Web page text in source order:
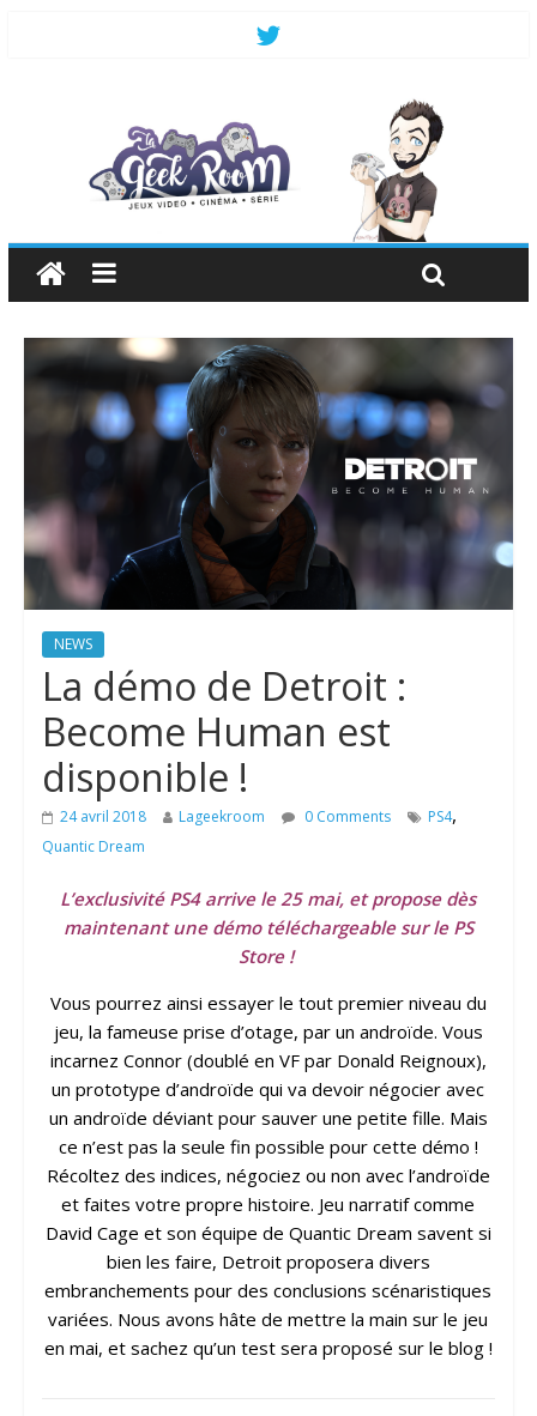
NEWS
La démo de Detroit :
Become Human est
disponible !
24 avril 2018 Lageekroom 0 Comments PS4,
Quantic Dream
L’exclusivité PS4 arrive le 25 mai, et propose dès
maintenant une démo téléchargeable sur le PS
Store !
Vous pourrez ainsi essayer le tout premier niveau du
jeu, la fameuse prise d’otage, par un androïde. Vous
incarnez Connor (doublé en VF par Donald Reignoux),
un prototype d’androïde qui va devoir négocier avec
un androïde déviant pour sauver une petite fille. Mais
ce n’est pas la seule fin possible pour cette démo !
Récoltez des indices, négociez ou non avec l’androïde
et faites votre propre histoire. Jeu narratif comme
David Cage et son équipe de Quantic Dream savent si
bien les faire, Detroit proposera divers
embranchements pour des conclusions scénaristiques
variées. Nous avons hâte de mettre la main sur le jeu
en mai, et sachez qu’un test sera proposé sur le blog !